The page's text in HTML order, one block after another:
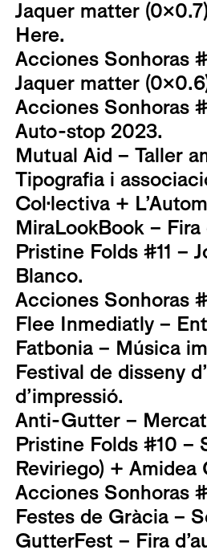
Jaquer matter
Here.
Acciones Sonhoras
Jaquer matter
Acciones Sonhoras
Auto-stop 2023.
Mutual Aid – Taller
Tipografia i
Col·lectiva +
MiraLookBook – Fira
Pristine Folds #11 –
Blanco.
Acciones Sonhoras
Flee Inmediatly –
Fatbonia – Música
Festival de disseny
d’impressió.
Anti-Gutter – Mercat
Pristine Folds #10 –
Reviriego) +
Acciones Sonhoras
Festes de Gràcia –
GutterFest – Fira